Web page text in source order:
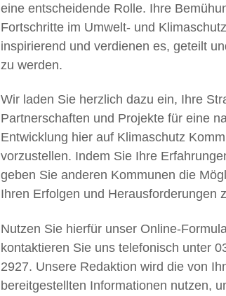
eine entscheidende Rolle. Ihre
Fortschritte im Umwelt- und
inspirierend und verdienen es, geteilt
zu werden.
Wir laden Sie herzlich dazu ein, Ihre
Partnerschaften und Projekte für eine
Entwicklung hier auf Klimaschutz
vorzustellen. Indem Sie Ihre
geben Sie anderen Kommunen die
Ihren Erfolgen und Herausforderungen
Nutzen Sie hierfür unser Online-
kontaktieren Sie uns telefonisch unter
2927. Unsere Redaktion wird die von
bereitgestellten Informationen nutzen,